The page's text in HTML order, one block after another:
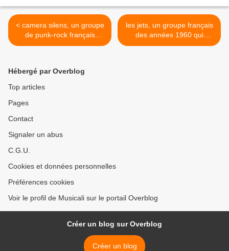
< camera silens, un groupe
de punk-rock français
originaire de bordeaux, un
les jets, un groupe français
des années 1960 qui
composèrent les chansons
Hébergé par Overblog
Top articles
Pages
Contact
Signaler un abus
C.G.U.
Cookies et données personnelles
Préférences cookies
Voir le profil de Musicali sur le portail Overblog
Créer un blog sur Overblog
Créer un blog